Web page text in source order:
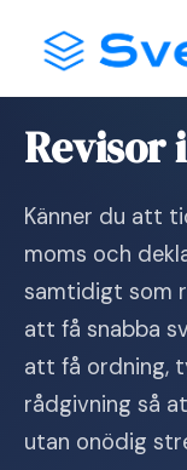
content
Revisor
Känner du att
moms och
samtidigt som
att få snabba
att få ordning,
rådgivning så
utan onödig